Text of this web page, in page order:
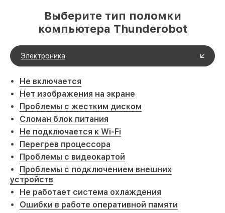
Выберите тип поломки
компьютера Thunderobot
Электроника
Не включается
Нет изображения на экране
Проблемы с жестким диском
Сломан блок питания
Не подключается к Wi-Fi
Перегрев процессора
Проблемы с видеокартой
Проблемы с подключением внешних
устройств
Не работает система охлаждения
Ошибки в работе оперативной памяти